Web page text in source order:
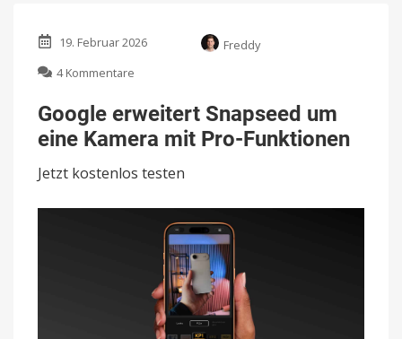
19. Februar 2026
Freddy
4 Kommentare
erweitert
Snapseed
um
Kamera
Pro-
Funktionen
Google erweitert Snapseed um
eine Kamera mit Pro-Funktionen
Jetzt kostenlos testen